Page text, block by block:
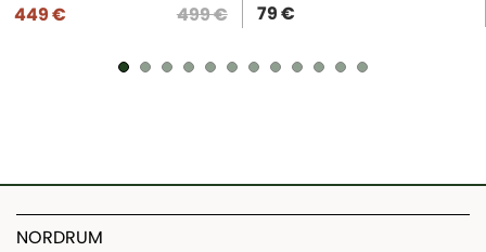
449 € 499 € 79 €
NORDRUM